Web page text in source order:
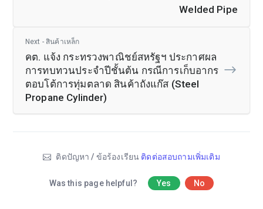
Welded Pipe
Next - สินค้าเหล็ก
คต. แจ้ง กระทรวงพาณิชย์สหรัฐฯ ประกาศผล
การทบทวนประจำปีชั้นต้น กรณีการเก็บอากร
ตอบโต้การทุ่มตลาด สินค้าถังแก๊ส (Steel
Propane Cylinder)
ติดปัญหา / ข้อร้องเรียน ติดต่อสอบถามเพิ่มเติม
Was this page helpful? Yes No